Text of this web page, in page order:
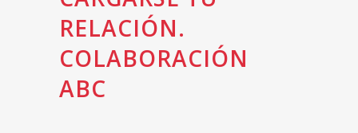
RELACIÓN.
COLABORACIÓN
ABC